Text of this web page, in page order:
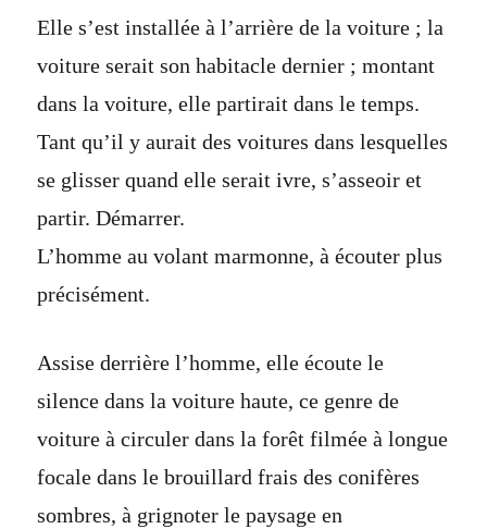
Elle s’est installée à l’arrière de la voiture ; la
voiture serait son habitacle dernier ; montant
dans la voiture, elle partirait dans le temps.
Tant qu’il y aurait des voitures dans lesquelles
se glisser quand elle serait ivre, s’asseoir et
partir. Démarrer.
L’homme au volant marmonne, à écouter plus
précisément.
Assise derrière l’homme, elle écoute le
silence dans la voiture haute, ce genre de
voiture à circuler dans la forêt filmée à longue
focale dans le brouillard frais des conifères
sombres, à grignoter le paysage en